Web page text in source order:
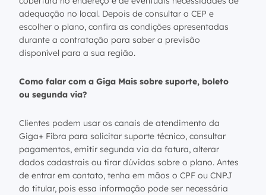
adequação no local. Depois de consultar o CEP e
escolher o plano, confira as condições apresentadas
durante a contratação para saber a previsão
disponível para a sua região.
Como falar com a Giga Mais sobre suporte, boleto
ou segunda via?
Clientes podem usar os canais de atendimento da
Giga+ Fibra para solicitar suporte técnico, consultar
pagamentos, emitir segunda via da fatura, alterar
dados cadastrais ou tirar dúvidas sobre o plano. Antes
de entrar em contato, tenha em mãos o CPF ou CNPJ
do titular, pois essa informação pode ser necessária